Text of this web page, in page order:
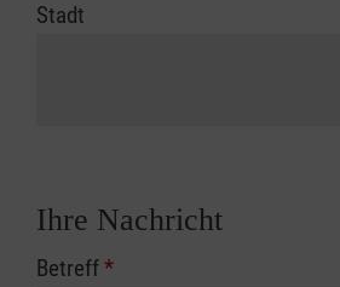
Stadt
Ihre Nachricht
Betreff*